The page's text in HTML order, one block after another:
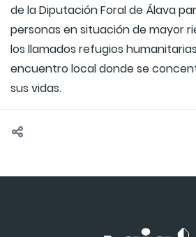
de la Diputación Foral de Álava
personas en situación de mayor
los llamados refugios
encuentro local donde se
sus vidas.